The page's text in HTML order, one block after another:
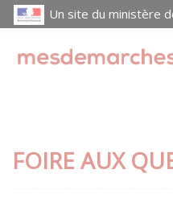
Un site du ministère
FOIRE AUX